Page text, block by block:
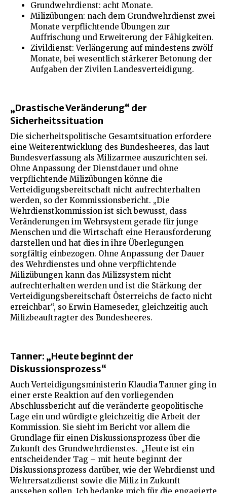
Grundwehrdienst: acht Monate.
Milizübungen: nach dem Grundwehrdienst zwei
Monate verpflichtende Übungen zur
Auffrischung und Erweiterung der Fähigkeiten.
Zivildienst: Verlängerung auf mindestens zwölf
Monate, bei wesentlich stärkerer Betonung der
Aufgaben der Zivilen Landesverteidigung.
„Drastische Veränderung“ der
Sicherheitssituation
Die sicherheitspolitische Gesamtsituation erfordere
eine Weiterentwicklung des Bundesheeres, das laut
Bundesverfassung als Milizarmee auszurichten sei.
Ohne Anpassung der Dienstdauer und ohne
verpflichtende Milizübungen könne die
Verteidigungsbereitschaft nicht aufrechterhalten
werden, so der Kommissionsbericht. „Die
Wehrdienstkommission ist sich bewusst, dass
Veränderungen im Wehrsystem gerade für junge
Menschen und die Wirtschaft eine Herausforderung
darstellen und hat dies in ihre Überlegungen
sorgfältig einbezogen. Ohne Anpassung der Dauer
des Wehrdienstes und ohne verpflichtende
Milizübungen kann das Milizsystem nicht
aufrechterhalten werden und ist die Stärkung der
Verteidigungsbereitschaft Österreichs de facto nicht
erreichbar“, so Erwin Hameseder, gleichzeitig auch
Milizbeauftragter des Bundesheeres.
Tanner: „Heute beginnt der
Diskussionsprozess“
Auch Verteidigungsministerin Klaudia Tanner ging in
einer erste Reaktion auf den vorliegenden
Abschlussbericht auf die veränderte geopolitische
Lage ein und würdigte gleichzeitig die Arbeit der
Kommission. Sie sieht im Bericht vor allem die
Grundlage für einen Diskussionsprozess über die
Zukunft des Grundwehrdienstes. „Heute ist ein
entscheidender Tag – mit heute beginnt der
Diskussionsprozess darüber, wie der Wehrdienst und
Wehrersatzdienst sowie die Miliz in Zukunft